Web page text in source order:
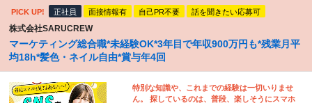
PICK UP! 正社員 面接情報有 自己PR不要 話を聞きたい応募可
株式会社SARUCREW
マーケティング総合職*未経験OK*3年目で年収900万円も*残業月平
均18h*髪色・ネイル自由*賞与年4回
特別な知識や、これまでの経験は一切いりませ
ん。 探しているのは、普段、楽しそうにスマホ